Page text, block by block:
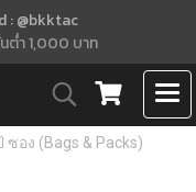
: @bkktac
ต่ำ 1,000 บาท
ซอง (Bags & Packs)